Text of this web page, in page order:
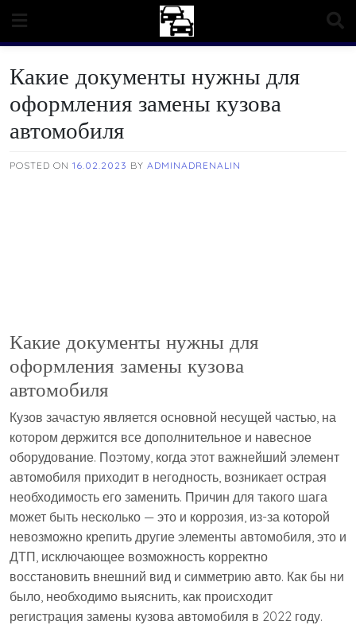
content
Какие документы нужны для
оформления замены кузова
автомобиля
POSTED ON 16.02.2023 BY ADMINADRENALIN
Какие документы нужны для
оформления замены кузова
автомобиля
Кузов зачастую является основной несущей частью, на
котором держится все дополнительное и навесное
оборудование. Поэтому, когда этот важнейший элемент
автомобиля приходит в негодность, возникает острая
необходимость его заменить. Причин для такого шага
может быть несколько — это и коррозия, из-за которой
невозможно крепить другие элементы автомобиля, это и
ДТП, исключающее возможность корректно
восстановить внешний вид и симметрию авто. Как бы ни
было, необходимо выяснить, как происходит
регистрация замены кузова автомобиля в 2022 году.